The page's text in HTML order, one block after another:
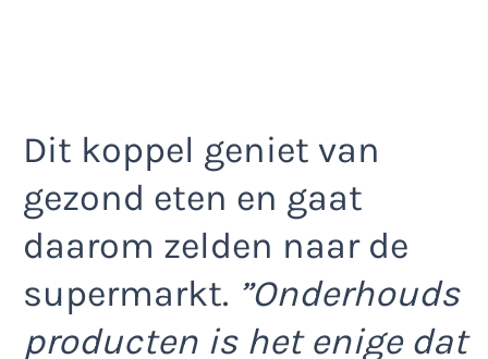
Dit koppel geniet van
gezond eten en gaat
daarom zelden naar de
supermarkt. ”Onderhouds
producten is het enige dat